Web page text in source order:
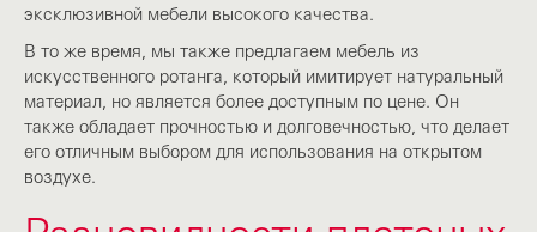
эксклюзивной мебели высокого качества.
В то же время, мы также предлагаем мебель из
искусственного ротанга, который имитирует натуральный
материал, но является более доступным по цене. Он
также обладает прочностью и долговечностью, что делает
его отличным выбором для использования на открытом
воздухе.